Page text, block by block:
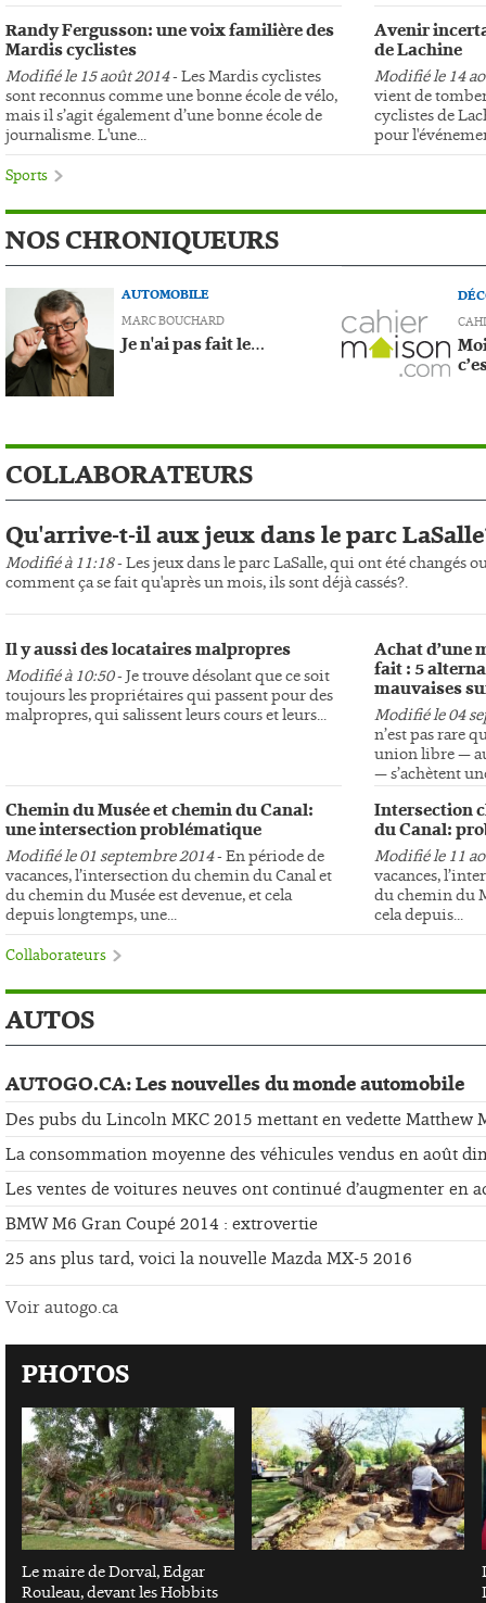
Randy Fergusson: une voix familière des
Mardis cyclistes
Modifié le 15 août 2014- Les Mardis cyclistes
sont reconnus comme une bonne école de vélo,
mais il s’agit également d’une bonne école de
journalisme. L'une...
Avenir
de Lachine
Modifié le 14
vient de
cyclistes de
pour
Sports
NOS CHRONIQUEURS
AUTOMOBILE
MARC BOUCHARD
Je n'ai pas fait le…
COLLABORATEURS
Qu'arrive-t-il aux jeux dans le parc
Modifié à 11:18- Les jeux dans le parc LaSalle, qui ont été changés
comment ça se fait qu'après un mois, ils sont déjà cassés?.
Il y aussi des locataires malpropres
Modifié à 10:50- Je trouve désolant que ce soit
toujours les propriétaires qui passent pour des
malpropres, qui salissent leurs cours et leurs...
Chemin du Musée et chemin du Canal:
une intersection problématique
Modifié le 01 septembre 2014- En période de
vacances, l’intersection du chemin du Canal et
du chemin du Musée est devenue, et cela
depuis longtemps, une...
Achat d’une
fait : 5
mauvaises
Modifié le 04
n’est pas rare
union libre —
— s’achètent
Intersection
du Canal:
Modifié le 11
vacances,
du chemin du
cela depuis...
Collaborateurs
AUTOS
AUTOGO.CA: Les nouvelles du monde automobile
Des pubs du Lincoln MKC 2015 mettant en vedette Matthew
La consommation moyenne des véhicules vendus en août
Les ventes de voitures neuves ont continué d’augmenter en
BMW M6 Gran Coupé 2014 : extrovertie
25 ans plus tard, voici la nouvelle Mazda MX-5 2016
Voir autogo.ca
PHOTOS
Le maire de Dorval, Edgar
Rouleau, devant les Hobbits